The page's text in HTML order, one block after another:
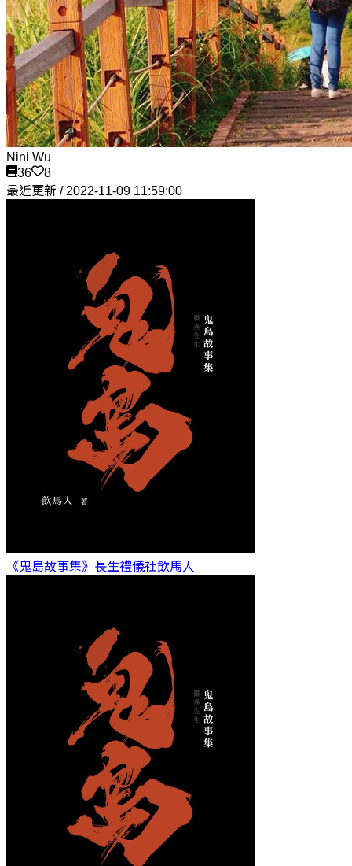
Nini Wu
36
8
最近更新 / 2022-11-09 11:59:00
《鬼島故事集》長生禮儀社飲馬人